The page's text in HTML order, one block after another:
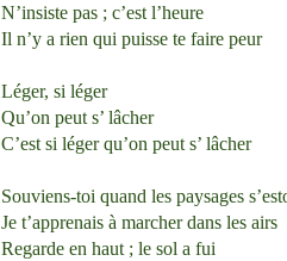
N’insiste pas ; c’est l’heure
Il n’y a rien qui puisse te faire peur
Léger, si léger
Qu’on peut s’ lâcher
C’est si léger qu’on peut s’ lâcher
Souviens-toi quand les paysages
Je t’apprenais à marcher dans les airs
Regarde en haut ; le sol a fui